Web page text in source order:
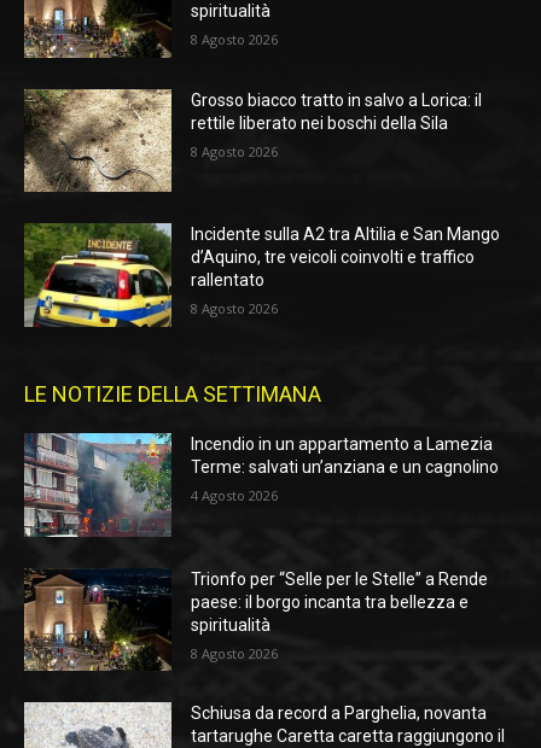
spiritualità
8 Agosto 2026
Grosso biacco tratto in salvo a Lorica: il
rettile liberato nei boschi della Sila
8 Agosto 2026
Incidente sulla A2 tra Altilia e San Mango
d’Aquino, tre veicoli coinvolti e traffico
rallentato
8 Agosto 2026
LE NOTIZIE DELLA SETTIMANA
Incendio in un appartamento a Lamezia
Terme: salvati un’anziana e un cagnolino
4 Agosto 2026
Trionfo per “Selle per le Stelle” a Rende
paese: il borgo incanta tra bellezza e
spiritualità
8 Agosto 2026
Schiusa da record a Parghelia, novanta
tartarughe Caretta caretta raggiungono il